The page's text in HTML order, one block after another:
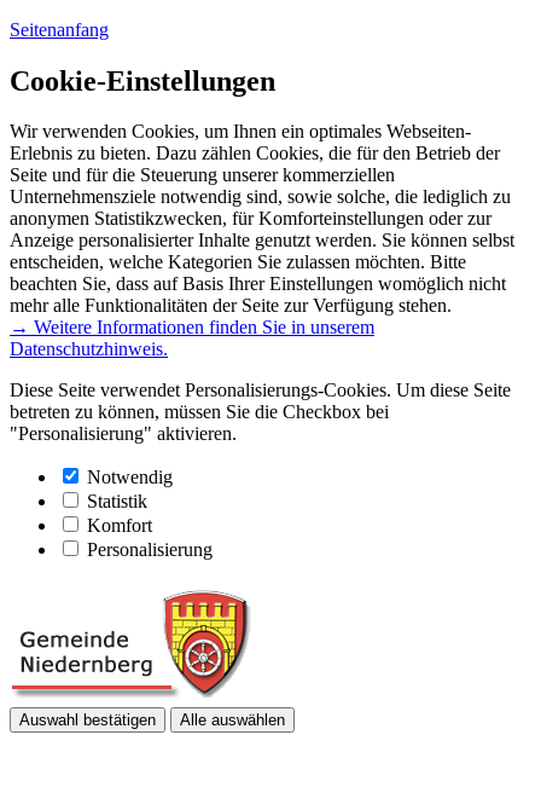
Seitenanfang
Cookie-Einstellungen
Wir verwenden Cookies, um Ihnen ein optimales Webseiten-
Erlebnis zu bieten. Dazu zählen Cookies, die für den Betrieb der
Seite und für die Steuerung unserer kommerziellen
Unternehmensziele notwendig sind, sowie solche, die lediglich zu
anonymen Statistikzwecken, für Komforteinstellungen oder zur
Anzeige personalisierter Inhalte genutzt werden. Sie können selbst
entscheiden, welche Kategorien Sie zulassen möchten. Bitte
beachten Sie, dass auf Basis Ihrer Einstellungen womöglich nicht
mehr alle Funktionalitäten der Seite zur Verfügung stehen.
→ Weitere Informationen finden Sie in unserem
Datenschutzhinweis.
Diese Seite verwendet Personalisierungs-Cookies. Um diese Seite
betreten zu können, müssen Sie die Checkbox bei
"Personalisierung" aktivieren.
Notwendig
Statistik
Komfort
Personalisierung
Auswahl bestätigen Alle auswählen